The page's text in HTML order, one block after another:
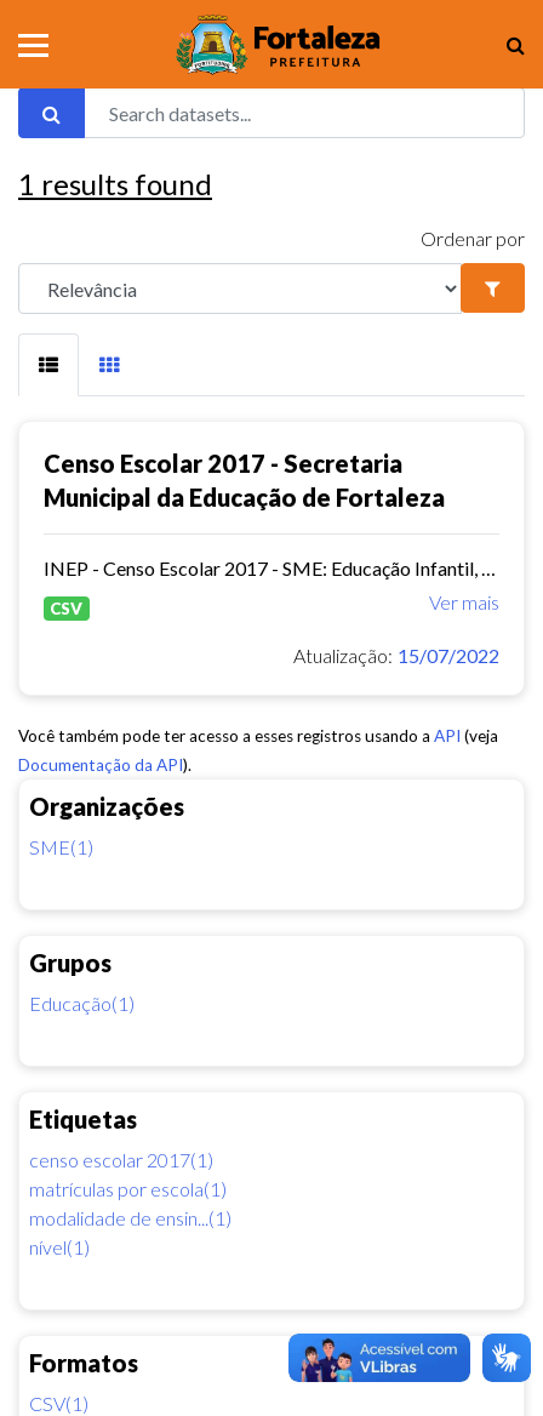
Organizações
SME(1)
Grupos
Educação(1)
Etiquetas
censo escolar 2017(1)
matrículas por escola(1)
modalidade de ensin...(1)
nível(1)
Formatos
CSV(1)
1 results found
Ordenar por
Censo Escolar 2017 - Secretaria
Municipal da Educação de Fortaleza
Ver mais
CSV
Atualização: 15/07/2022
Você também pode ter acesso a esses registros usando a API (veja
Documentação da API).